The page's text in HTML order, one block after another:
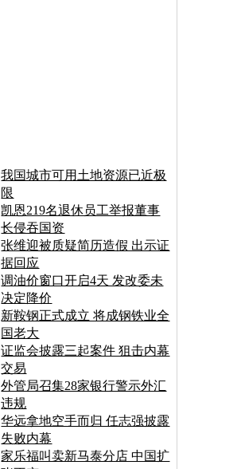
我国城市可用土地资源已近极
限
凯恩219名退休员工举报董事
长侵吞国资
张维迎被质疑简历造假 出示证
据回应
调油价窗口开启4天 发改委未
决定降价
新鞍钢正式成立 将成钢铁业全
国老大
证监会披露三起案件 狙击内幕
交易
外管局召集28家银行警示外汇
违规
华远拿地空手而归 任志强披露
失败内幕
家乐福叫卖新马泰分店 中国扩